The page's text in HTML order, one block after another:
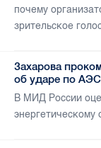
почему
зрительское
Захарова
об ударе по
В МИД России
энергетическому